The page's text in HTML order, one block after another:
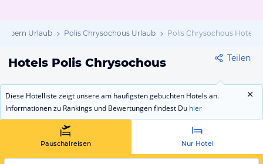
Urlaub Polis Chrysochous Urlaub Polis Chrysochous Hotels
Hotels Polis Chrysochous Teilen
Diese Hotelliste zeigt unsere am häufigsten gebuchten Hotels an.
Informationen zu Rankings und Bewertungen findest Du hier
Pauschalreisen Nur Hotel